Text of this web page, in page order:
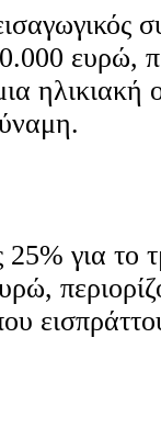
ευρώ,
ηλικιακή
25% για το